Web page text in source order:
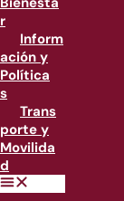
r
Inform
ación y
Política
s
Trans
porte y
Movilida
d